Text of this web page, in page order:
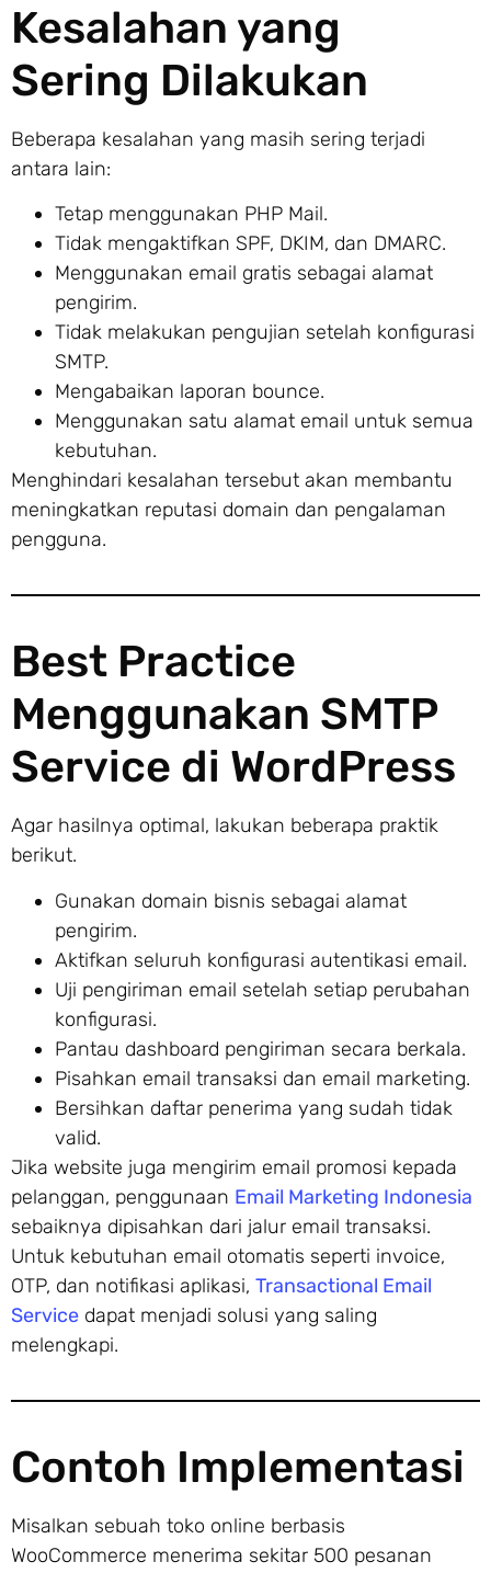
Kesalahan yang
Sering Dilakukan
Beberapa kesalahan yang masih sering terjadi
antara lain:
Tetap menggunakan PHP Mail.
Tidak mengaktifkan SPF, DKIM, dan DMARC.
Menggunakan email gratis sebagai alamat
pengirim.
Tidak melakukan pengujian setelah konfigurasi
SMTP.
Mengabaikan laporan bounce.
Menggunakan satu alamat email untuk semua
kebutuhan.
Menghindari kesalahan tersebut akan membantu
meningkatkan reputasi domain dan pengalaman
pengguna.
Best Practice
Menggunakan SMTP
Service di WordPress
Agar hasilnya optimal, lakukan beberapa praktik
berikut.
Gunakan domain bisnis sebagai alamat
pengirim.
Aktifkan seluruh konfigurasi autentikasi email.
Uji pengiriman email setelah setiap perubahan
konfigurasi.
Pantau dashboard pengiriman secara berkala.
Pisahkan email transaksi dan email marketing.
Bersihkan daftar penerima yang sudah tidak
valid.
Jika website juga mengirim email promosi kepada
pelanggan, penggunaan Email Marketing Indonesia
sebaiknya dipisahkan dari jalur email transaksi.
Untuk kebutuhan email otomatis seperti invoice,
OTP, dan notifikasi aplikasi, Transactional Email
Service dapat menjadi solusi yang saling
melengkapi.
Contoh Implementasi
Misalkan sebuah toko online berbasis
WooCommerce menerima sekitar 500 pesanan